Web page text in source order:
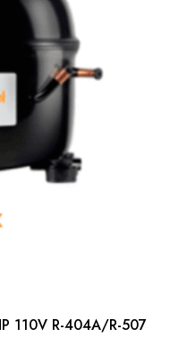
110V R-404A/R-507